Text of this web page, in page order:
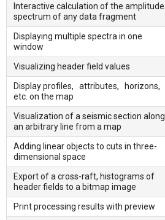
Interactive calculation of the amplitude
spectrum of any data fragment
Displaying multiple spectra in one
window
Visualizing header field values
Display profiles, attributes, horizons,
etc. on the map
Visualization of a seismic section along
an arbitrary line from a map
Adding linear objects to cuts in three-
dimensional space
Export of a cross-raft, histograms of
header fields to a bitmap image
Print processing results with preview